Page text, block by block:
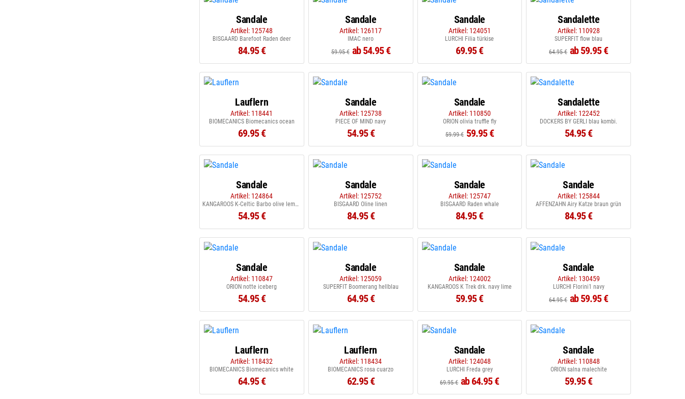
Sandale
Artikel: 125748
BISGAARD Barefoot Raden deer
84.95 €
Sandale
Artikel: 126117
IMAC nero
59.95 € ab 54.95 €
Sandale
Artikel: 124051
LURCHI Filia türkise
69.95 €
Sandalette
Artikel: 110928
SUPERFIT flow blau
64.95 € ab 59.95 €
Lauflern
Artikel: 118441
BIOMECANICS Biomecanics ocean
69.95 €
Sandale
Artikel: 125738
PIECE OF MIND navy
54.95 €
Sandale
Artikel: 110850
ORION olivia truffle fly
59.99 € 59.95 €
Sandalette
Artikel: 122452
DOCKERS BY GERLI blau kombi.
54.95 €
Sandale
Artikel: 124864
KANGAROOS K-Celtic Barbo olive lemon chrom
54.95 €
Sandale
Artikel: 125752
BISGAARD Oline linen
84.95 €
Sandale
Artikel: 125747
BISGAARD Raden whale
84.95 €
Sandale
Artikel: 125844
AFFENZAHN Airy Katze braun grün
84.95 €
Sandale
Artikel: 110847
ORION notte iceberg
54.95 €
Sandale
Artikel: 125059
SUPERFIT Boomerang hellblau
64.95 €
Sandale
Artikel: 124002
KANGAROOS K Trek drk. navy lime
59.95 €
Sandale
Artikel: 130459
LURCHI Florini1 navy
64.95 € ab 59.95 €
Lauflern
Artikel: 118432
BIOMECANICS Biomecanics white
64.95 €
Lauflern
Artikel: 118434
BIOMECANICS rosa cuarzo
62.95 €
Sandale
Artikel: 124048
LURCHI Freda grey
69.95 € ab 64.95 €
Sandale
Artikel: 110848
ORION salna malechite
59.95 €